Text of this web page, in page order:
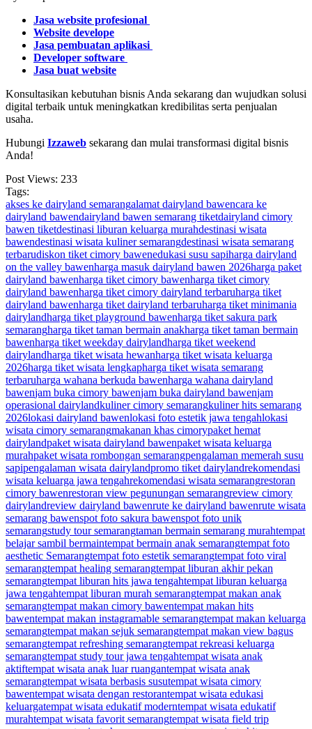
Jasa website profesional
Website develope
Jasa pembuatan aplikasi
Developer software
Jasa buat website
Konsultasikan kebutuhan bisnis Anda sekarang dan wujudkan solusi
digital terbaik untuk meningkatkan kredibilitas serta penjualan
usaha.
Hubungi Izzaweb sekarang dan mulai transformasi digital bisnis
Anda!
Post Views: 233
Tags:
akses ke dairyland semarangalamat dairyland bawencara ke
dairyland bawendairyland bawen semarang tiketdairyland cimory
bawen tiketdestinasi liburan keluarga murahdestinasi wisata
bawendestinasi wisata kuliner semarangdestinasi wisata semarang
terbarudiskon tiket cimory bawenedukasi susu sapiharga dairyland
on the valley bawenharga masuk dairyland bawen 2026harga paket
dairyland bawenharga tiket cimory bawenharga tiket cimory
dairyland bawenharga tiket cimory dairyland terbaruharga tiket
dairyland bawenharga tiket dairyland terbaruharga tiket minimania
dairylandharga tiket playground bawenharga tiket sakura park
semarangharga tiket taman bermain anakharga tiket taman bermain
bawenharga tiket weekday dairylandharga tiket weekend
dairylandharga tiket wisata hewanharga tiket wisata keluarga
2026harga tiket wisata lengkapharga tiket wisata semarang
terbaruharga wahana berkuda bawenharga wahana dairyland
bawenjam buka cimory bawenjam buka dairyland bawenjam
operasional dairylandkuliner cimory semarangkuliner hits semarang
2026lokasi dairyland bawenlokasi foto estetik jawa tengahlokasi
wisata cimory semarangmakanan khas cimorypaket hemat
dairylandpaket wisata dairyland bawenpaket wisata keluarga
murahpaket wisata rombongan semarangpengalaman memerah susu
sapipengalaman wisata dairylandpromo tiket dairylandrekomendasi
wisata keluarga jawa tengahrekomendasi wisata semarangrestoran
cimory bawenrestoran view pegunungan semarangreview cimory
dairylandreview dairyland bawenrute ke dairyland bawenrute wisata
semarang bawenspot foto sakura bawenspot foto unik
semarangstudy tour semarangtaman bermain semarang murahtempat
belajar sambil bermaintempat bermain anak semarangtempat foto
aesthetic Semarangtempat foto estetik semarangtempat foto viral
semarangtempat healing semarangtempat liburan akhir pekan
semarangtempat liburan hits jawa tengahtempat liburan keluarga
jawa tengahtempat liburan murah semarangtempat makan anak
semarangtempat makan cimory bawentempat makan hits
bawentempat makan instagramable semarangtempat makan keluarga
semarangtempat makan sejuk semarangtempat makan view bagus
semarangtempat refreshing semarangtempat rekreasi keluarga
semarangtempat study tour jawa tengahtempat wisata anak
aktiftempat wisata anak luar ruangantempat wisata anak
semarangtempat wisata berbasis susutempat wisata cimory
bawentempat wisata dengan restorantempat wisata edukasi
keluargatempat wisata edukatif moderntempat wisata edukatif
murahtempat wisata favorit semarangtempat wisata field trip